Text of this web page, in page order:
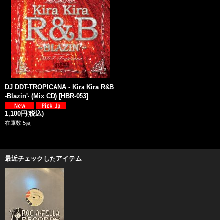
DJ DDT-TROPICANA - Kira Kira R&B
-Blazin'- (Mix CD) [HBR-053]
1,100円(税込)
在庫数 5点
最近チェックしたアイテム